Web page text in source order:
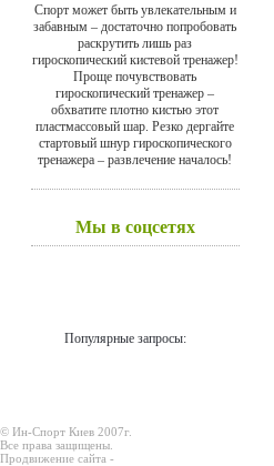
Спорт может быть увлекательным и
забавным – достаточно попробовать
раскрутить лишь раз
гироскопический кистевой тренажер!
Проще почувствовать
гироскопический тренажер –
обхватите плотно кистью этот
пластмассовый шар. Резко дергайте
стартовый шнур гироскопического
тренажера – развлечение началось!
Мы в соцсетях
Популярные запросы:
© Ин-Спорт Киев 2007г.
Все права защищены.
Продвижение сайта -